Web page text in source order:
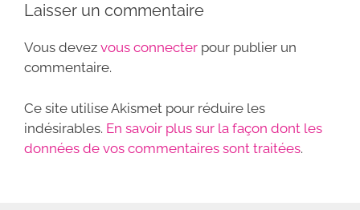
Laisser un commentaire
Vous devez vous connecter pour publier un
commentaire.
Ce site utilise Akismet pour réduire les
indésirables. En savoir plus sur la façon dont les
données de vos commentaires sont traitées.